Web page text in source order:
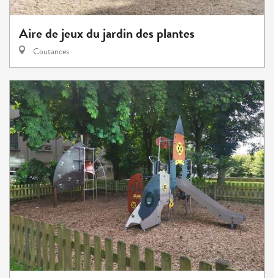
Aire de jeux du jardin des plantes
Coutances